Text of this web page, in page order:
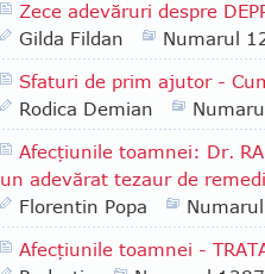
Zece adevăruri despre
Gilda Fildan
Numarul
Sfaturi de prim ajutor -
Rodica Demian
Afecţiunile toamnei: Dr.
un adevărat tezaur de
Florentin Popa
Afecţiunile toamnei -